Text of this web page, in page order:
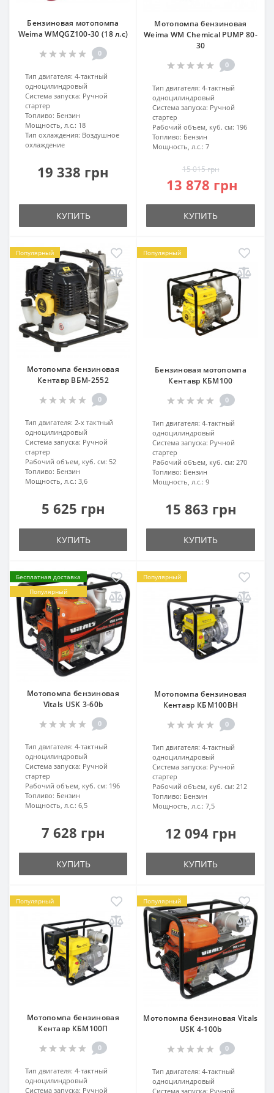
Бензиновая мотопомпа
Weima WMQGZ100-30 (18 л.с)
0
Тип двигателя: 4-тактный
одноцилиндровый
Система запуска: Ручной
стартер
Топливо: Бензин
Мощность, л.с.: 18
Тип охлаждения: Воздушное
охлаждение
19 338 грн
КУПИТЬ
Мотопомпа бензиновая
Weima WM Chemical PUMP 80-
30
0
Тип двигателя: 4-тактный
одноцилиндровый
Система запуска: Ручной
стартер
Рабочий объем, куб. см: 196
Топливо: Бензин
Мощность, л.с.: 7
15 015 грн
13 878 грн
КУПИТЬ
Популярный
Мотопомпа бензиновая
Кентавр ВБМ-2552
0
Тип двигателя: 2-х тактный
одноцилиндровый
Система запуска: Ручной
стартер
Рабочий объем, куб. см: 52
Топливо: Бензин
Мощность, л.с.: 3,6
5 625 грн
КУПИТЬ
Популярный
Бензиновая мотопомпа
Кентавр КБМ100
0
Тип двигателя: 4-тактный
одноцилиндровый
Система запуска: Ручной
стартер
Рабочий объем, куб. см: 270
Топливо: Бензин
Мощность, л.с.: 9
15 863 грн
КУПИТЬ
Бесплатная доставка
Популярный
Мотопомпа бензиновая
Vitals USK 3-60b
0
Тип двигателя: 4-тактный
одноцилиндровый
Система запуска: Ручной
стартер
Рабочий объем, куб. см: 196
Топливо: Бензин
Мощность, л.с.: 6,5
7 628 грн
КУПИТЬ
Популярный
Мотопомпа бензиновая
Кентавр КБМ100ВН
0
Тип двигателя: 4-тактный
одноцилиндровый
Система запуска: Ручной
стартер
Рабочий объем, куб. см: 212
Топливо: Бензин
Мощность, л.с.: 7,5
12 094 грн
КУПИТЬ
Популярный
Мотопомпа бензиновая
Кентавр КБМ100П
0
Тип двигателя: 4-тактный
одноцилиндровый
Система запуска: Ручной
Популярный
Мотопомпа бензиновая Vitals
USK 4-100b
0
Тип двигателя: 4-тактный
одноцилиндровый
Система запуска: Ручной